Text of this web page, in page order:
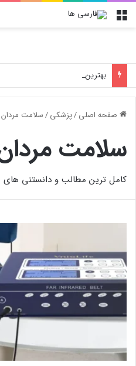
منو
صفحه اصلی/پزشکی/سلامت مردان
سلامت
کامل ترین مطالب و دانستنی